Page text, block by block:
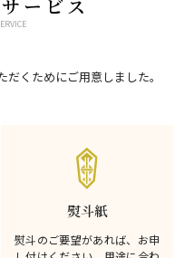
ービス
くためにご用意しました。
熨斗紙
熨斗のご要望があれば、お申